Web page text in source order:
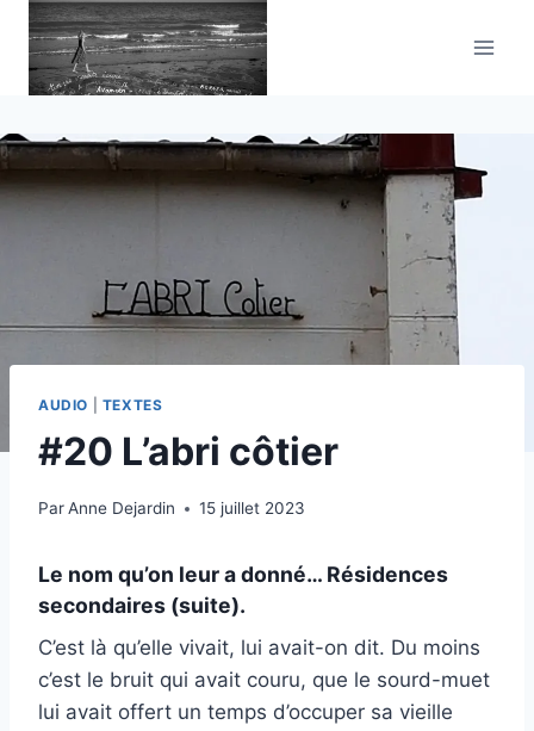
Aller
contenu
AUDIO TEXTES
#20 L’abri côtier
ParAnne Dejardin 15 juillet 2023
Le nom qu’on leur a donné… Résidences
secondaires (suite).
C’est là qu’elle vivait, lui avait-on dit. Du moins
c’est le bruit qui avait couru, que le sourd-muet
lui avait offert un temps d’occuper sa vieille